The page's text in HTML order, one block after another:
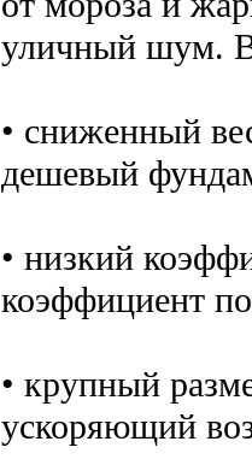
уличный шум.
• сниженный
дешевый
• низкий
коэффициент
• крупный
ускоряющий